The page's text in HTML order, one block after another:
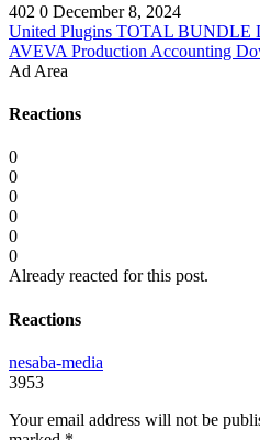
402 0 December 8, 2024
United Plugins TOTAL BUNDLE
AVEVA Production Accounting
Ad Area
Reactions
0
0
0
0
0
0
Already reacted for this post.
Reactions
nesaba-media
3953
Your email address will not be